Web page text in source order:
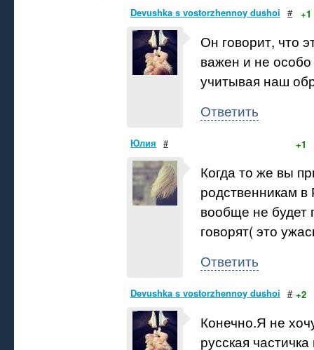
Devushka s vostorzhennoy dushoi # +1
Он говорит, что
важен и не особо
учитывая наш
Ответить
Юлия # +1
Когда то же вы
родственникам
вообще не будет
говорят( это
Ответить
Devushka s vostorzhennoy dushoi # +2
Конечно.Я не
русская